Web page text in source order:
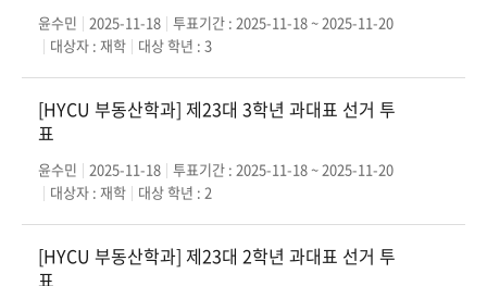
윤수민 2025-11-18 투표기간 : 2025-11-18 ~ 2025-11-20
대상자 : 재학
대상 학년 : 3
[HYCU 부동산학과] 제23대 3학년 과대표 선거 투
표
윤수민 2025-11-18 투표기간 : 2025-11-18 ~ 2025-11-20
대상자 : 재학
대상 학년 : 2
[HYCU 부동산학과] 제23대 2학년 과대표 선거 투
표